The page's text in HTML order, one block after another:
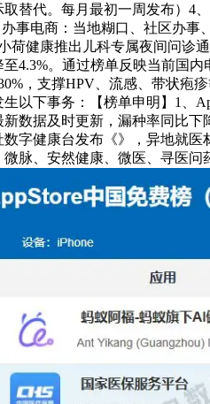
替代。每月最初一周发布）4
事电商：当地糊口、社区办
荷健康推出儿科专属夜间问诊
至4.3%。通过榜单反映当前国
，支撑HPV、流感、带状疱
以下事务：【榜单申明】1、
数据及时更新，漏种率同比
字健康台发布《》，异地就医
脉、安然健康、微医、寻医